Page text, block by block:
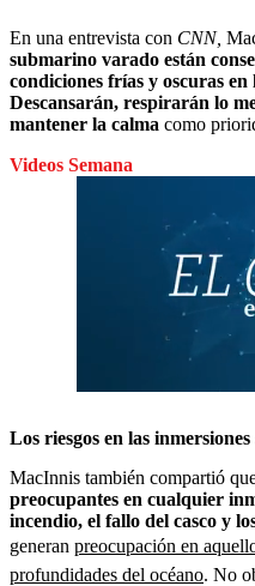
En una entrevista con CNN,
submarino varado están
condiciones frías y oscuras en
Descansarán, respirarán lo
mantener la calma como
Videos Semana
Los riesgos en las
MacInnis también compartió
preocupantes en cualquier
incendio, el fallo del casco y
generan preocupación en
profundidades del océano. No